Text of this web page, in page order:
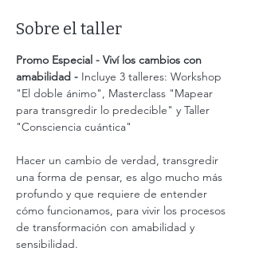
Sobre el taller
Promo Especial - Viví los cambios con
amabilidad - Incluye 3 talleres: Workshop
"El doble ánimo", Masterclass "Mapear
para transgredir lo predecible" y Taller
"Consciencia cuántica"
Hacer un cambio de verdad, transgredir
una forma de pensar, es algo mucho más
profundo y que requiere de entender
cómo funcionamos, para vivir los procesos
de transformación con amabilidad y
sensibilidad.